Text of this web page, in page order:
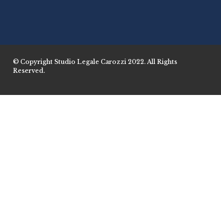
© Copyright Studio Legale Carozzi 2022. All Rights
Reserved.